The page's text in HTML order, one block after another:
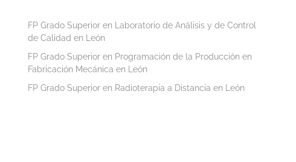
FP Grado Superior en Laboratorio de Análisis y de Control
de Calidad en León
FP Grado Superior en Programación de la Producción en
Fabricación Mecánica en León
FP Grado Superior en Radioterapia a Distancia en León